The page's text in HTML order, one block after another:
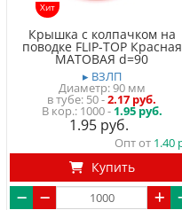
Хит
Крышка с колпачком на
поводке FLIP-TOP Красная
МАТОВАЯ d=90
▸ ВЗЛП
Диаметр: 90 мм
в тубе 50-2.17 руб.
1000 - 1.95 руб.
1.95
Опт от 1.40
Купить